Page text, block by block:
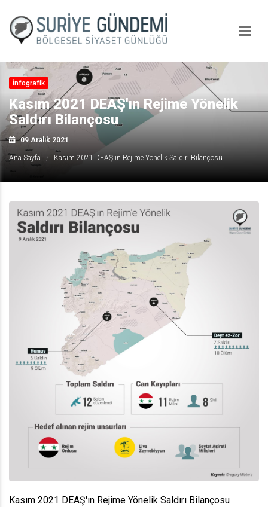
İnfografik
Kasım 2021 DEAŞ'ın Rejime Yönelik
Saldırı Bilançosu
09 Aralık 2021
Ana Sayfa Kasım 2021 DEAŞ'ın Rejime Yönelik Saldırı Bilançosu
Kasım 2021 DEAŞ'ın Rejime Yönelik Saldırı Bilançosu